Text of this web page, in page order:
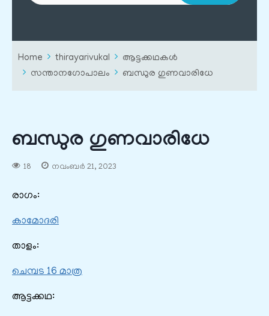
Home thirayarivukal
ആട്ടക്കഥകൾ
സന്താനഗോപാലം
ബന്ധുര ഗുണവാരിധേ
ബന്ധുര ഗുണവാരിധേ
18 നവംബർ 21, 2023
രാഗം:
കാമോദരി
താളം:
ചെമ്പട 16 മാത്ര
ആട്ടക്കഥ: